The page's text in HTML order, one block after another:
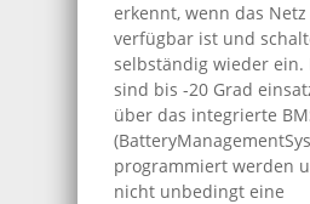
erkennt, wenn das
verfügbar ist und
selbständig wieder ein.
sind bis -20 Grad
über das integrierte
programmiert werden
nicht unbedingt eine